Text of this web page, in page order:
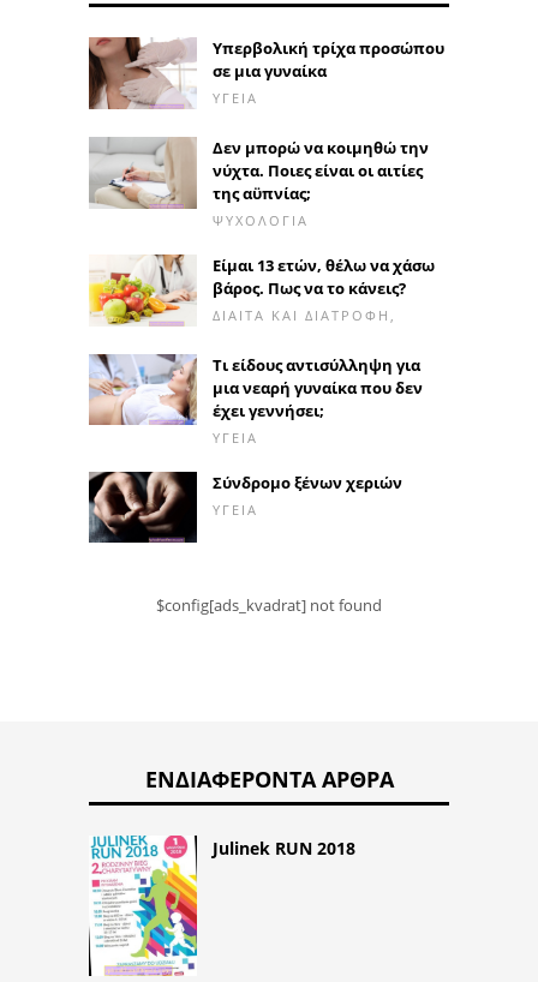
Υπερβολική τρίχα προσώπου
σε μια γυναίκα
ΥΓΕΊΑ
Δεν μπορώ να κοιμηθώ την
νύχτα. Ποιες είναι οι αιτίες
της αϋπνίας;
ΨΥΧΟΛΟΓΊΑ
Είμαι 13 ετών, θέλω να χάσω
βάρος. Πως να το κάνεις?
ΔΊΑΙΤΑ ΚΑΙ ΔΙΑΤΡΟΦΉ,
Τι είδους αντισύλληψη για
μια νεαρή γυναίκα που δεν
έχει γεννήσει;
ΥΓΕΊΑ
Σύνδρομο ξένων χεριών
ΥΓΕΊΑ
$config[ads_kvadrat] not found
ΕΝΔΙΑΦΈΡΟΝΤΑ ΆΡΘΡΑ
Julinek RUN 2018